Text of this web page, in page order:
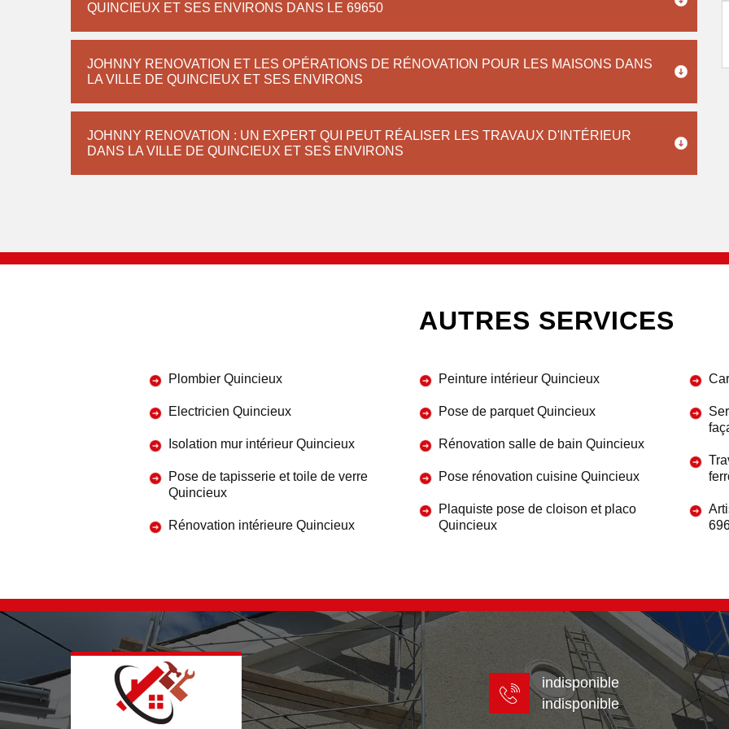
QUINCIEUX ET SES ENVIRONS DANS LE 69650
JOHNNY RENOVATION ET LES OPÉRATIONS DE RÉNOVATION POUR LES MAISONS DANS
LA VILLE DE QUINCIEUX ET SES ENVIRONS
JOHNNY RENOVATION : UN EXPERT QUI PEUT RÉALISER LES TRAVAUX D'INTÉRIEUR
DANS LA VILLE DE QUINCIEUX ET SES ENVIRONS
AUTRES SERVICES
Plombier Quincieux
Electricien Quincieux
Isolation mur intérieur Quincieux
Pose de tapisserie et toile de verre
Quincieux
Rénovation intérieure Quincieux
Peinture intérieur Quincieux
Pose de parquet Quincieux
Rénovation salle de bain Quincieux
Pose rénovation cuisine Quincieux
Plaquiste pose de cloison et placo
Quincieux
indisponible
indisponible